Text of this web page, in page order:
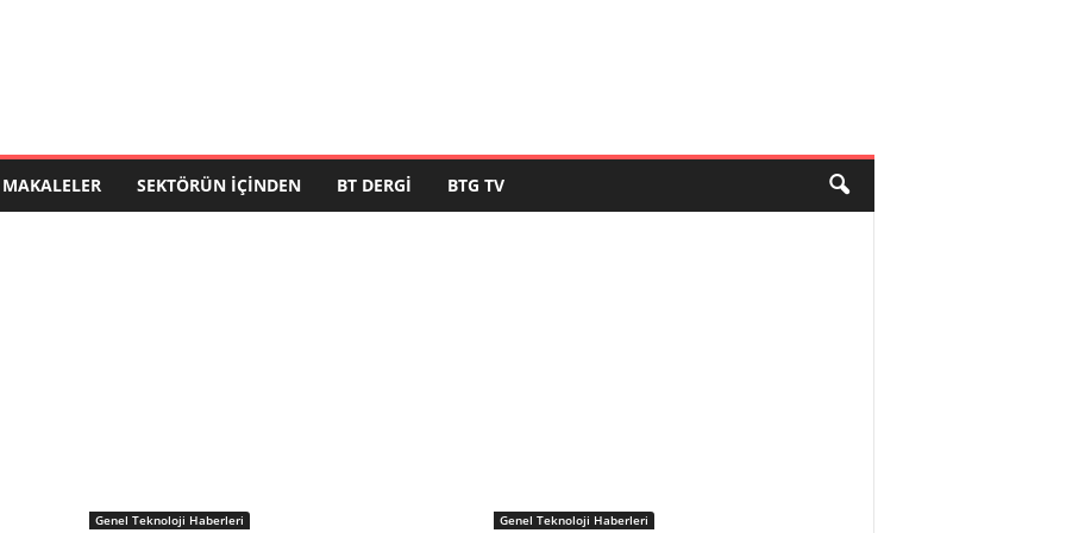
MAKALELER SEKTÖRÜN İÇINDEN BT DERGI BTG TV
Genel Teknoloji Haberleri Genel Teknoloji Haberleri